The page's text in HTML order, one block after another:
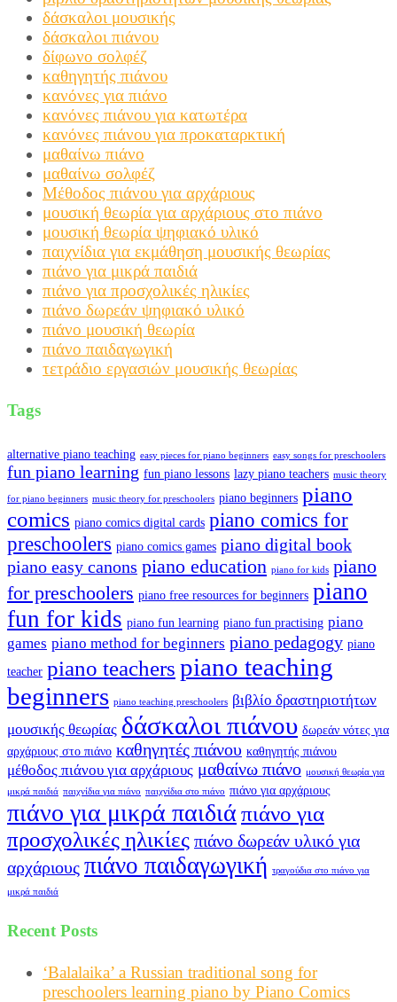
δάσκαλοι μουσικής
δάσκαλοι πιάνου
δίφωνο σολφέζ
καθηγητής πιάνου
κανόνες για πιάνο
κανόνες πιάνου για κατωτέρα
κανόνες πιάνου για προκαταρκτική
μαθαίνω πιάνο
μαθαίνω σολφέζ
Μέθοδος πιάνου για αρχάριους
μουσική θεωρία για αρχάριους στο πιάνο
μουσική θεωρία ψηφιακό υλικό
παιχνίδια για εκμάθηση μουσικής θεωρίας
πιάνο για μικρά παιδιά
πιάνο για προσχολικές ηλικίες
πιάνο δωρεάν ψηφιακό υλικό
πιάνο μουσική θεωρία
πιάνο παιδαγωγική
τετράδιο εργασιών μουσικής θεωρίας
Tags
alternative piano teaching easy pieces for piano beginners easy songs for preschoolers
fun piano learning fun piano lessons lazy piano teachers music theory
for piano beginners music theory for preschoolers piano beginners piano
comics piano comics digital cards piano comics for
preschoolers piano comics games piano digital book
piano easy canons piano education piano for kids piano
for preschoolers piano free resources for beginners piano
fun for kids piano fun learning piano fun practising piano
games piano method for beginners piano pedagogy piano
teacher piano teachers piano teaching
beginners piano teaching preschoolers βιβλίο δραστηριοτήτων
μουσικής θεωρίας δάσκαλοι πιάνου δωρεάν νότες για
αρχάριους στο πιάνο καθηγητές πιάνου καθηγητής πιάνου
μέθοδος πιάνου για αρχάριους μαθαίνω πιάνο μουσική θεωρία για
μικρά παιδιά παιχνίδια για πιάνο παιχνίδια στο πιάνο πιάνο για αρχάριους
πιάνο για μικρά παιδιά πιάνο για
προσχολικές ηλικίες πιάνο δωρεάν υλικό για
αρχάριους πιάνο παιδαγωγική τραγούδια στο πιάνο για
μικρά παιδιά
Recent Posts
‘Balalaika’ a Russian traditional song for
preschoolers learning piano by Piano Comics